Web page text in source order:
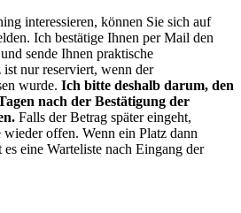
interessieren, können Sie sich auf
Ich bestätige Ihnen per Mail den
sende Ihnen praktische
nur reserviert, wenn der
wurde. Ich bitte deshalb darum, den
nach der Bestätigung der
Falls der Betrag später eingeht,
offen. Wenn ein Platz dann
eine Warteliste nach Eingang der